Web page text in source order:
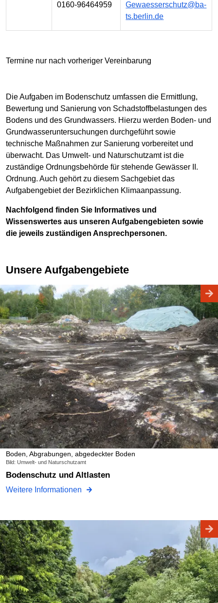
0160-96464959
Gewaesserschutz@ba-
ts.berlin.de
Termine nur nach vorheriger Vereinbarung
Die Aufgaben im Bodenschutz umfassen die Ermittlung,
Bewertung und Sanierung von Schadstoffbelastungen des
Bodens und des Grundwassers. Hierzu werden Boden- und
Grundwasseruntersuchungen durchgeführt sowie
technische Maßnahmen zur Sanierung vorbereitet und
überwacht. Das Umwelt- und Naturschutzamt ist die
zuständige Ordnungsbehörde für stehende Gewässer II.
Ordnung. Auch gehört zu diesem Sachgebiet das
Aufgabengebiet der Bezirklichen Klimaanpassung.
Nachfolgend finden Sie Informatives und
Wissenswertes aus unseren Aufgabengebieten sowie
die jeweils zuständigen Ansprechpersonen.
Unsere Aufgabengebiete
Boden, Abgrabungen, abgedeckter Boden
Bild: Umwelt- und Naturschutzamt
Bodenschutz und Altlasten
Weitere Informationen